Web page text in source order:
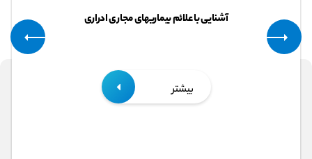
آشنایی با علائم بیماریهای مجاری ادراری
بیشتر